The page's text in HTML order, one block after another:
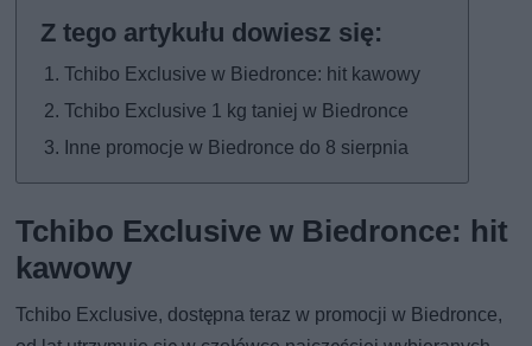
Tchibo Exclusive w Biedronce: hit kawowy
Tchibo Exclusive 1 kg taniej w Biedronce
Inne promocje w Biedronce do 8 sierpnia
Tchibo Exclusive w Biedronce: hit
kawowy
Tchibo Exclusive, dostępna teraz w promocji w Biedronce,